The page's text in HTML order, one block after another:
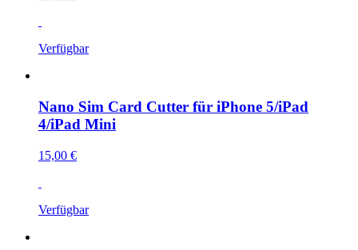
Verfügbar
Nano Sim Card Cutter für iPhone 5/iPad
4/iPad Mini
15,00 €
Verfügbar